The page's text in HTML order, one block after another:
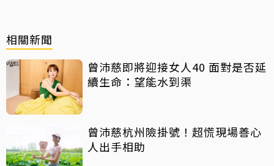
相關新聞
曾沛慈即將迎接女人40 面對是否延
續生命：望能水到渠
曾沛慈杭州險掛號！超慌現場善心
人出手相助